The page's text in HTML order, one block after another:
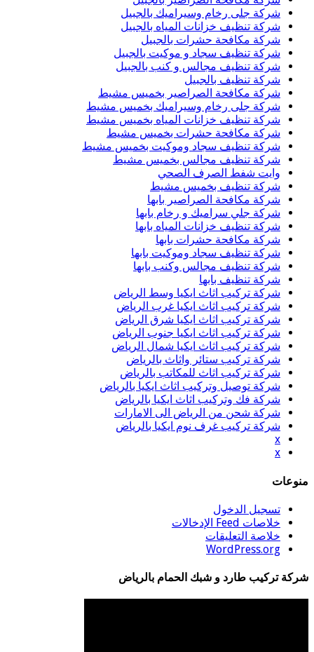
شركة جلى رخام وسيراميك بالجبيل
شركة تنظيف خزانات المياه بالجبيل
شركة مكافحة حشرات بالجبيل
شركة تنظيف سجاد و موكيت بالجبيل
شركة تنظيف مجالس و كنب بالجبيل
شركة تنظيف بالجبيل
شركة مكافحة الصراصير بخميس مشيط
شركة جلى رخام وسيراميك بخميس مشيط
شركة تنظيف خزانات المياه بخميس مشيط
شركة مكافحة حشرات بخميس مشيط
شركة تنظيف سجاد وموكيت بخميس مشيط
شركة تنظيف مجالس بخميس مشيط
وايت شفط الصرف الصحي
شركة تنظيف بخميس مشيط
شركة مكافحة الصراصير بابها
شركة جلي سراميك و رخام بابها
شركة تنظيف خزانات المياه بابها
شركة مكافحة حشرات بابها
شركة تنظيف سجاد وموكيت بابها
شركة تنظيف مجالس وكنب بابها
شركة تنظيف بابها
شركة تركيب اثاث ايكيا وسط الرياض
شركة تركيب اثاث ايكيا غرب الرياض
شركة تركيب اثاث ايكيا شرق الرياض
شركة تركيب اثاث ايكيا جنوب الرياض
شركة تركيب اثاث ايكيا شمال الرياض
شركة تركيب ستائر واثاث بالرياض
شركة تركيب اثاث للمكاتب بالرياض
شركة توصيل وتركيب اثاث ايكيا بالرياض
شركة فك وتركيب اثاث ايكيا بالرياض
شركة شحن من الرياض الى الامارات
شركة تركيب غرف نوم ايكيا بالرياض
x
x
منوعات
تسجيل الدخول
خلاصات Feed الإدخالات
خلاصة التعليقات
WordPress.org
شركة تركيب طارد و شبك الحمام بالرياض